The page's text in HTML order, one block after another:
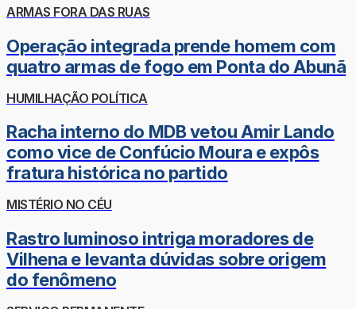
ARMAS FORA DAS RUAS
Operação integrada prende homem com
quatro armas de fogo em Ponta do Abunã
HUMILHAÇÃO POLÍTICA
Racha interno do MDB vetou Amir Lando
como vice de Confúcio Moura e expôs
fratura histórica no partido
MISTÉRIO NO CÉU
Rastro luminoso intriga moradores de
Vilhena e levanta dúvidas sobre origem
do fenômeno